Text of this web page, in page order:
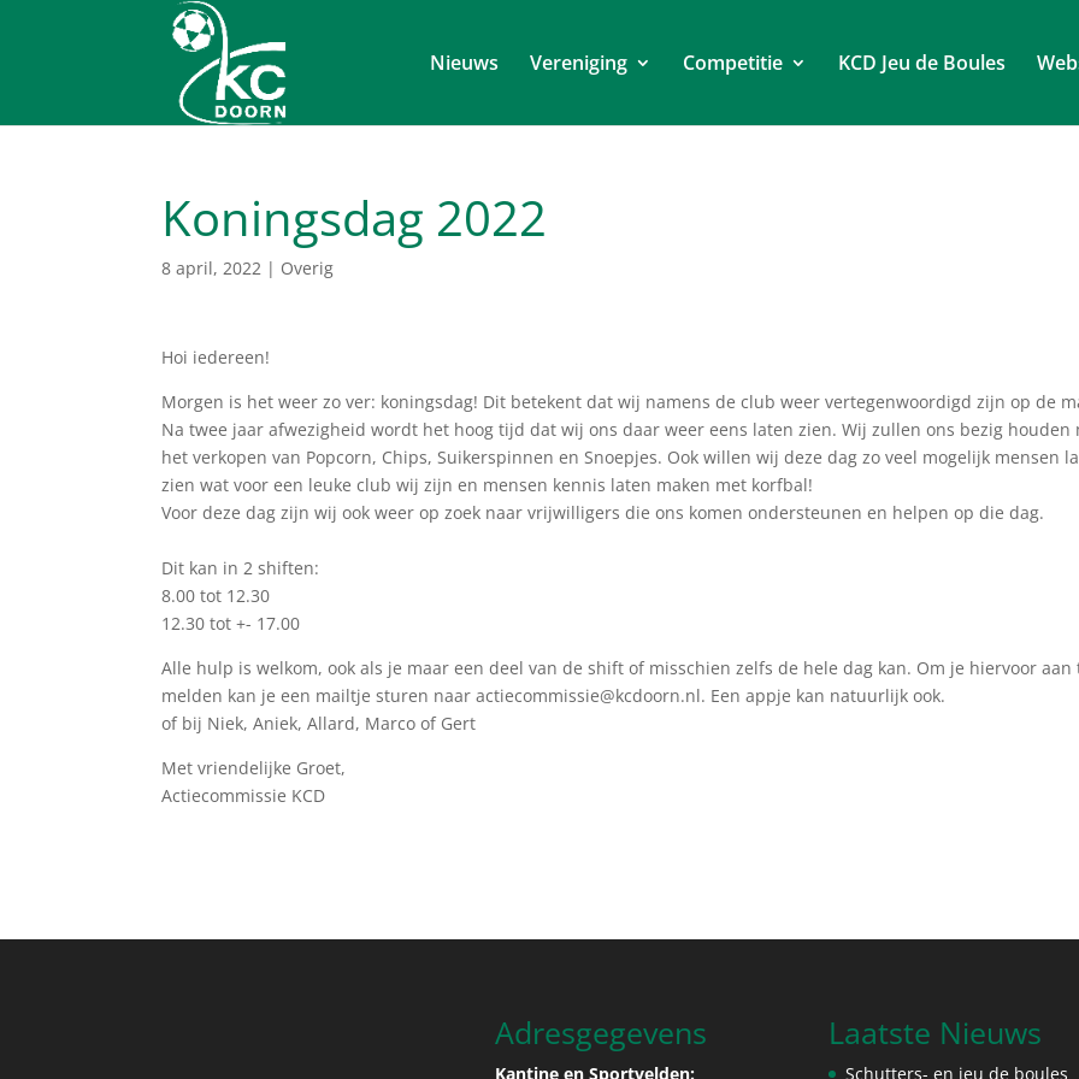
Nieuws Vereniging Competitie KCD Jeu de Boules
Koningsdag 2022
8 april, 2022 | Overig
Hoi iedereen!
Morgen is het weer zo ver: koningsdag! Dit betekent dat wij namens de club weer vertegenwoordigd zijn op de
Na twee jaar afwezigheid wordt het hoog tijd dat wij ons daar weer eens laten zien. Wij zullen ons bezig houden
het verkopen van Popcorn, Chips, Suikerspinnen en Snoepjes. Ook willen wij deze dag zo veel mogelijk mensen
zien wat voor een leuke club wij zijn en mensen kennis laten maken met korfbal!
Voor deze dag zijn wij ook weer op zoek naar vrijwilligers die ons komen ondersteunen en helpen op die dag.
Dit kan in 2 shiften:
8.00 tot 12.30
12.30 tot +- 17.00
Alle hulp is welkom, ook als je maar een deel van de shift of misschien zelfs de hele dag kan. Om je hiervoor aan
melden kan je een mailtje sturen naaractiecommissie@kcdoorn.nl. Een appje kan natuurlijk ook.
of bij Niek, Aniek, Allard, Marco of Gert
Met vriendelijke Groet,
Actiecommissie KCD
Adresgegevens
Kantine en Sportvelden:
Laatste Nieuws
Schutters- en jeu de boules